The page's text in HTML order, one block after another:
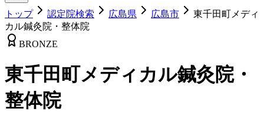
トップ 認定院検索 広島県 広島市
東千田町メディ
カル鍼灸院・整体院
BRONZE
東千田町メディカル鍼灸院・
整体院